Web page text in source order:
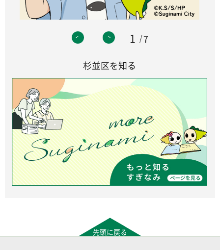
1
7
杉並区を知る
先頭に戻る